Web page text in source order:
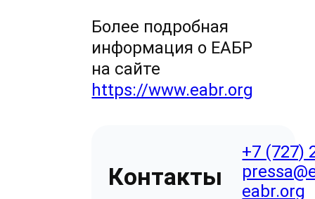
Более подробная
информация о ЕАБР
на сайте
https://www.eabr.org
Контакты
+7 (727)
eabr.org